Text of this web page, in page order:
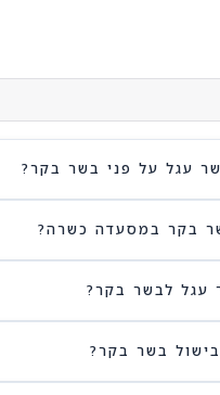
עגל על פני בשר בקר?
בקר במסעדה כשרה?
עגל לבשר בקר?
בשר בקר?